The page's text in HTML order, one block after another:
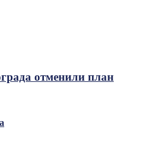
отменили план